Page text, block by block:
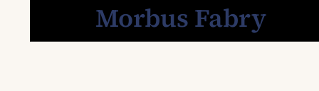
Morbus Fabry